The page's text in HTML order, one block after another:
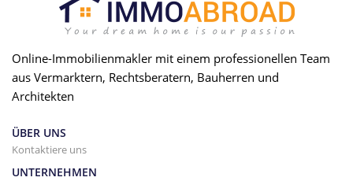
Online-Immobilienmakler mit einem professionellen Team
aus Vermarktern, Rechtsberatern, Bauherren und
Architekten
ÜBER UNS
Kontaktiere uns
UNTERNEHMEN